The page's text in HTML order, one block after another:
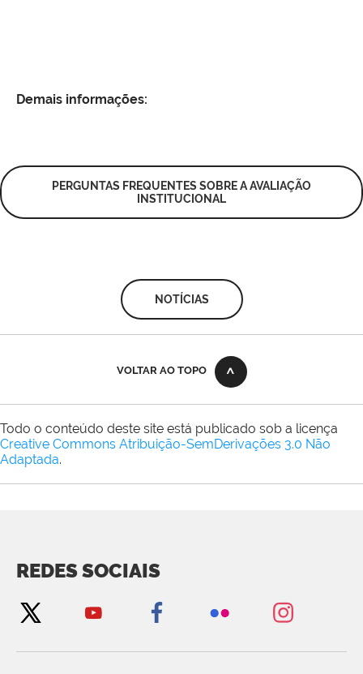
Demais informações:
PERGUNTAS FREQUENTES SOBRE A AVALIAÇÃO
INSTITUCIONAL
NOTÍCIAS
VOLTAR AO TOPO
Todo o conteúdo deste site está publicado sob a licença
Creative Commons Atribuição-SemDerivações 3.0 Não
Adaptada.
REDES SOCIAIS